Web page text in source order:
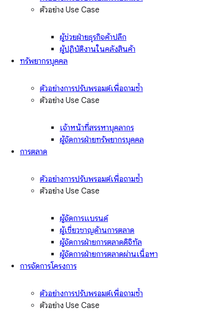
ตัวอย่าง Use Case
ผู้ช่วยฝ่ายธุรกิจค้าปลีก
ผู้ปฏิบัติงานในคลังสินค้า
ทรัพยากรบุคคล
ตัวอย่างการปรับพรอมต์เพื่อถามซ้ำ
ตัวอย่าง Use Case
เจ้าหน้าที่สรรหาบุคลากร
ผู้จัดการฝ่ายทรัพยากรบุคคล
การตลาด
ตัวอย่างการปรับพรอมต์เพื่อถามซ้ำ
ตัวอย่าง Use Case
ผู้จัดการแบรนด์
ผู้เชี่ยวชาญด้านการตลาด
ผู้จัดการฝ่ายการตลาดดิจิทัล
ผู้จัดการฝ่ายการตลาดผ่านเนื้อหา
การจัดการโครงการ
ตัวอย่างการปรับพรอมต์เพื่อถามซ้ำ
ตัวอย่าง Use Case